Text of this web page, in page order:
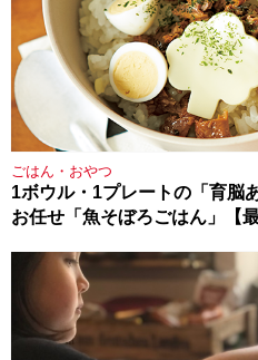
ごはん・おやつ
1ボウル・1プレートの「育脳
お任せ「魚そぼろごはん」【